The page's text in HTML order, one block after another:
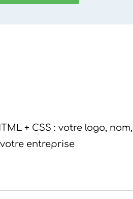
+ CSS : votre logo, nom,
entreprise